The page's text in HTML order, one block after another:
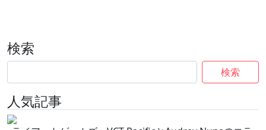
検索
検索
人気記事